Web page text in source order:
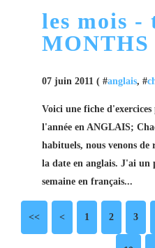
les mois -
MONTHS
07 juin 2011 ( #anglais, #
Voici une fiche
l'année en ANGLAIS;
habituels, nous venons
la date en anglais. J'ai un
semaine en français...
<< < 1 2 3